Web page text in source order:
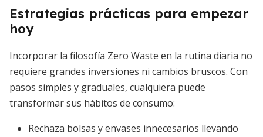
Estrategias prácticas para empezar
hoy
Incorporar la filosofía Zero Waste en la rutina diaria no
requiere grandes inversiones ni cambios bruscos. Con
pasos simples y graduales, cualquiera puede
transformar sus hábitos de consumo:
Rechaza bolsas y envases innecesarios llevando